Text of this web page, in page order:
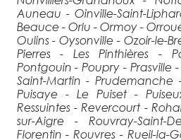
Auneau - Oinville-Saint-
Beauce - Orlu - Ormoy -
Oulins - Oysonville - Ozoir-le-
Pierres - Les Pinthières -
Pontgouin - Poupry - Prasville
Saint-Martin - Prudemanche
Puisaye - Le Puiset -
Ressuintes - Revercourt -
sur-Aigre - Rouvray-Saint-
Florentin - Rouvres - Rueil-la-